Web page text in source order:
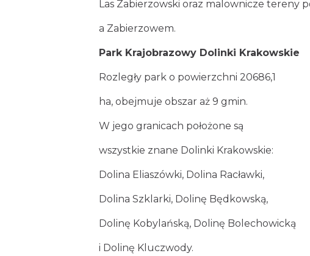
Las Zabierzowski oraz malownicze tereny
a Zabierzowem.
Park Krajobrazowy Dolinki Krakowskie
Rozległy park o powierzchni 20686,1
ha, obejmuje obszar aż 9 gmin.
W jego granicach położone są
wszystkie znane Dolinki Krakowskie:
Dolina Eliaszówki, Dolina Racławki,
Dolina Szklarki, Dolinę Będkowską,
Dolinę Kobylańską, Dolinę Bolechowicką
i Dolinę Kluczwody.